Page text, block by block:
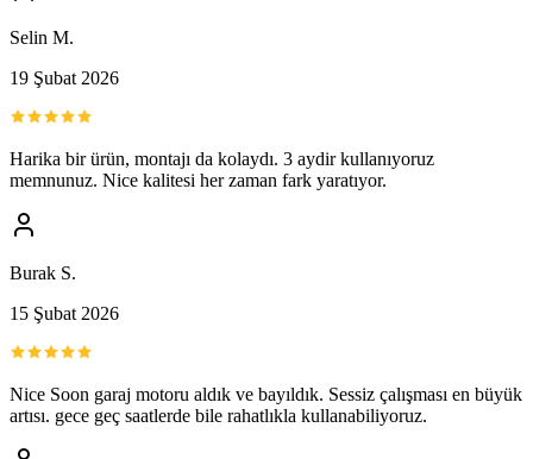
Selin M.
19 Şubat 2026
Harika bir ürün, montajı da kolaydı. 3 aydir kullanıyoruz
memnunuz. Nice kalitesi her zaman fark yaratıyor.
Burak S.
15 Şubat 2026
Nice Soon garaj motoru aldık ve bayıldık. Sessiz çalışması en büyük
artısı. gece geç saatlerde bile rahatlıkla kullanabiliyoruz.